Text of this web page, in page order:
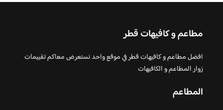
مطاعم و كافيهات قطر
افضل مطاعم و كافيهات قطر في موقع واحد نستعرض معاكم تقييمات
زوار المطاعم و الكافيهات
المطاعم